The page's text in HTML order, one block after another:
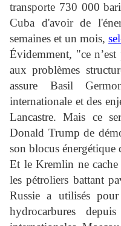
transporte 730 000
Cuba d'avoir de
semaines et un mois,
Évidemment, "ce
aux problèmes
assure Basil
internationale et des
Lancastre. Mais ce
Donald Trump de
son blocus énergétique
Et le Kremlin ne cache
les pétroliers battant
Russie a utilisés
hydrocarbures